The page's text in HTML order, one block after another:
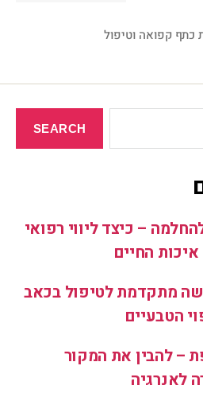
כתף קפואה וטיפול
– כיצד ליווי רפואי
החיים
מתקדמת לטיפול בכאב
הטבעיים
– להבין את המקור
לאנרגיה